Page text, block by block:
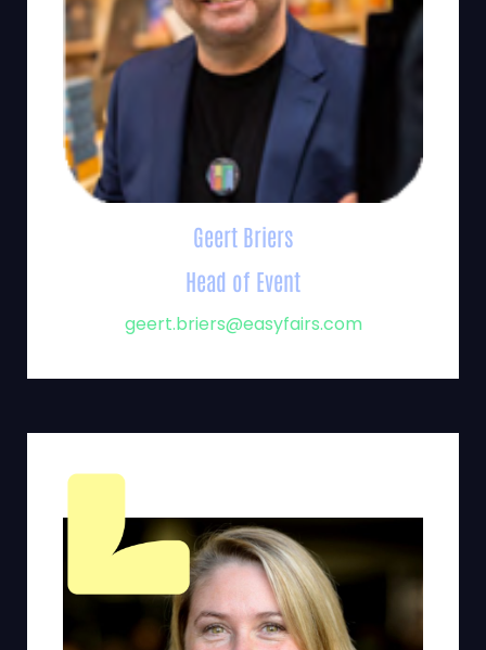
Geert Briers
Head of Event
geert.briers@easyfairs.com